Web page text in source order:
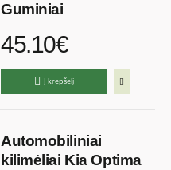
Guminiai
45.10€
Į krepšelį
Automobiliniai
kilimėliai Kia Optima